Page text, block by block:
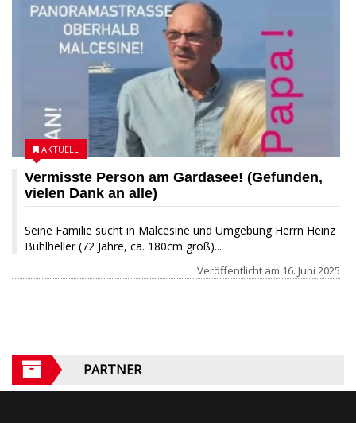
Vermisste Person am Gardasee! (Gefunden,
vielen Dank an alle)
Seine Familie sucht in Malcesine und Umgebung Herrn Heinz
Buhlheller (72 Jahre, ca. 180cm groß)...
AKTUELL
Veröffentlicht am 16. Juni 2025
PARTNER